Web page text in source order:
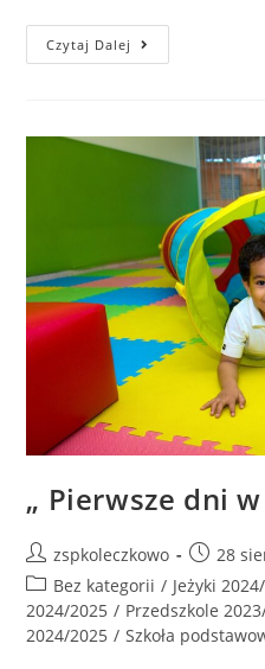
Czytaj Dalej
„ Pierwsze dni
zspkoleczkowo
28
Bez kategorii / Jeżyki
2024/2025 / Przedszkole
2024/2025 / Szkoła